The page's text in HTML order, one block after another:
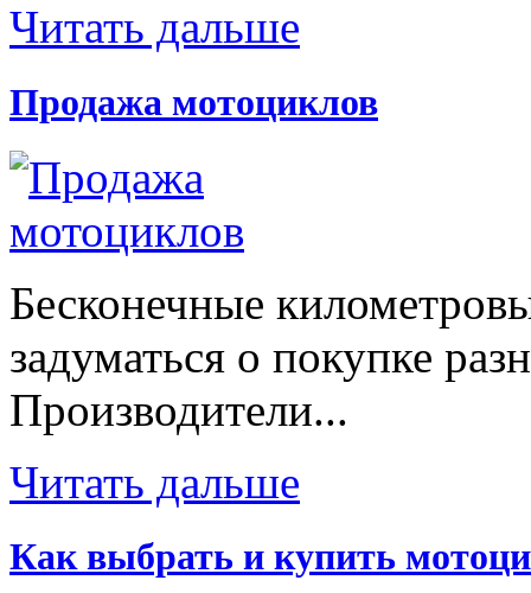
Читать дальше
Продажа мотоциклов
Бесконечные
задуматься о покупке
Производители...
Читать дальше
Как выбрать и купить